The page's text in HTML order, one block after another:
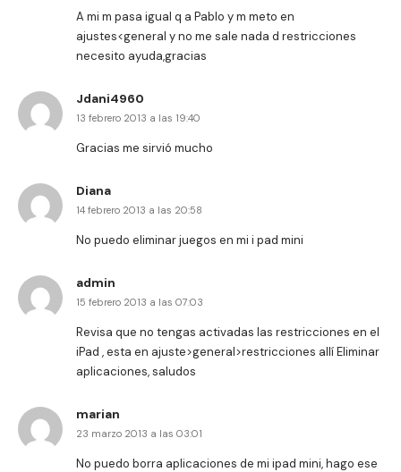
A mi m pasa igual q a Pablo y m meto en
ajustes<general y no me sale nada d restricciones
necesito ayuda,gracias
Jdani4960
13 febrero 2013 a las 19:40
Gracias me sirvió mucho
Diana
14 febrero 2013 a las 20:58
No puedo eliminar juegos en mi i pad mini
admin
15 febrero 2013 a las 07:03
Revisa que no tengas activadas las restricciones en el
iPad , esta en ajuste>general>restricciones allí Eliminar
aplicaciones, saludos
marian
23 marzo 2013 a las 03:01
No puedo borra aplicaciones de mi ipad mini, hago ese